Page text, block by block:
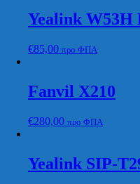
Yealink W53H
€85,00 προ ΦΠΑ
Fanvil X210
€280,00 προ ΦΠΑ
Yealink SIP-